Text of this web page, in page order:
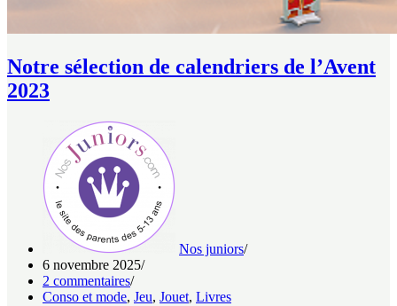
Notre sélection de calendriers de l’Avent
2023
Nos juniors
6 novembre 2025
2 commentaires
Conso et mode, Jeu, Jouet, Livres